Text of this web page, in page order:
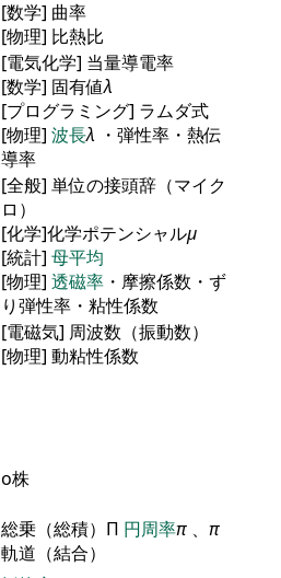
[数学] 曲率
[物理] 比熱比
[電気化学] 当量導電率
[数学] 固有値λ
[プログラミング] ラムダ式
[物理] 波長λ ・弾性率・熱伝
導率
[全般] 単位の接頭辞（マイク
ロ）
[化学]化学ポテンシャルμ
[統計] 母平均
[物理] 透磁率 ・摩擦係数・ず
り弾性率・粘性係数
[電磁気] 周波数（振動数）
[物理] 動粘性係数
ο株
総乗（総積）Π 円周率π 、 π
軌道（結合）